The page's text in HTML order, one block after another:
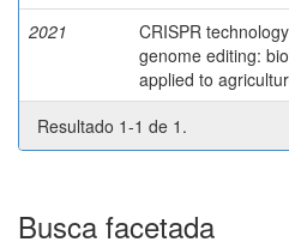
2021
CRISPR
genome editing:
applied to
Resultado 1-1 de 1.
Busca facetada